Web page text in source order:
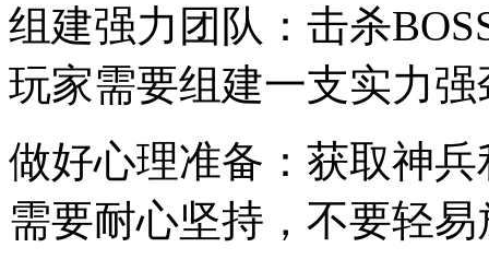
组建强力团队：击杀
玩家需要组建一支实力
做好心理准备：获取神
需要耐心坚持，不要轻易